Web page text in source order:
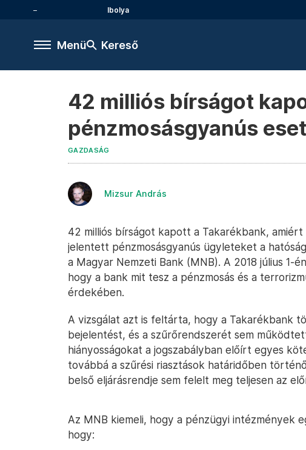
Ibolya
Menü Kereső
42 milliós bírságot
pénzmosásgyanús
GAZDASÁG
Mizsur András
42 milliós bírságot kapott a Takarékbank,
jelentett pénzmosásgyanús ügyleteket a
a Magyar Nemzeti Bank (MNB). A 2018 július 1-
hogy a bank mit tesz a pénzmosás és a
érdekében.
A vizsgálat azt is feltárta, hogy a Takarékbank
bejelentést, és a szűrőrendszerét sem
hiányosságokat a jogszabályban előírt egyes
továbbá a szűrési riasztások határidőben
belső eljárásrendje sem felelt meg teljesen az
Az MNB kiemeli, hogy a pénzügyi intézmények
hogy: